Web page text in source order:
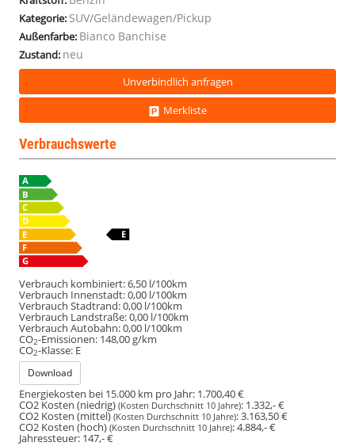
ITALIAN
Navigation
Matrix-
LED
ITALIAN
Navigation
Matrix-
LED
ITALIAN
Navigation
Matrix-
LED
ITALIAN
Navigation
Matrix-
LED
Kategorie: SUV/Geländewagen/Pickup
Außenfarbe: Bianco Banchise
Zustand: neu
Unverbindlich anfragen
Merkliste
Verbrauchswerte
Verbrauch kombiniert:6,50 l/100km
Verbrauch Innenstadt:0,00 l/100km
Verbrauch Stadtrand:0,00 l/100km
Verbrauch Landstraße:0,00 l/100km
Verbrauch Autobahn:0,00 l/100km
CO2-Emissionen: 148,00 g/km
CO2-Klasse: E
Download
Energiekosten bei 15.000 km pro Jahr: 1.700,40 €
CO2 Kosten (niedrig) (Kosten Durchschnitt 10 Jahre): 1.332,- €
CO2 Kosten (mittel)(Kosten Durchschnitt 10 Jahre):3.163,50 €
CO2 Kosten (hoch) (Kosten Durchschnitt 10 Jahre):4.884,- €
Jahressteuer: 147,- €